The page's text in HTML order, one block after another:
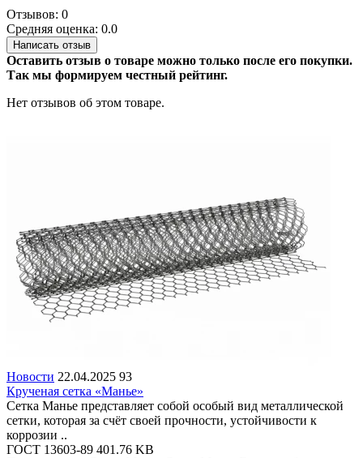
Отзывов: 0
Средняя оценка: 0.0
Написать отзыв
Оставить отзыв о товаре можно только после его покупки.
Так мы формируем честный рейтинг.
Нет отзывов об этом товаре.
Новости 22.04.2025 93
Крученая сетка «Манье»
Сетка Манье представляет собой особый вид металлической
сетки, которая за счёт своей прочности, устойчивости к
коррозии ..
ГОСТ 13603-89 401.76 KB